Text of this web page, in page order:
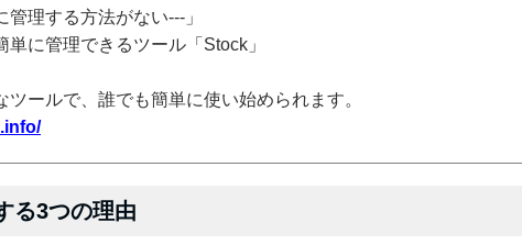
管理する方法がない---」
に管理できるツール「Stock」
ツールで、誰でも簡単に使い始められます。
る3つの理由